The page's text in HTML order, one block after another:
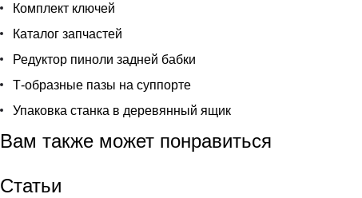
Комплект ключей
Каталог запчастей
Редуктор пиноли задней бабки
Т-образные пазы на суппорте
Упаковка станка в деревянный ящик
Вам также может понравиться
Статьи